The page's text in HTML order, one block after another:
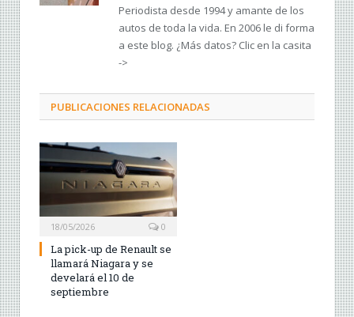
Periodista desde 1994 y amante de los
autos de toda la vida. En 2006 le di forma
a este blog. ¿Más datos? Clic en la casita
->
PUBLICACIONES RELACIONADAS
18/05/2026 0
La pick-up de Renault se
llamará Niagara y se
develará el 10 de
septiembre